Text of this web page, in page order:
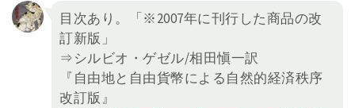
目次あり。「※2007年に刊行した商品の改
訂新版」
⇒シルビオ・ゲゼル/相田愼一訳
『自由地と自由貨幣による自然的経済秩序
改訂版』